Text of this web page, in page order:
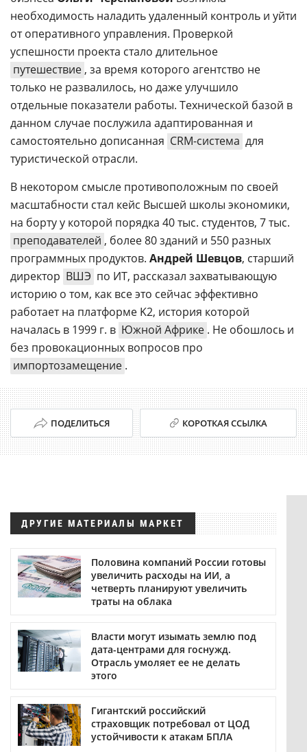
необходимость наладить удаленный контроль и уйти
от оперативного управления. Проверкой
успешности проекта стало длительное
путешествие , за время которого агентство не
только не развалилось, но даже улучшило
отдельные показатели работы. Технической базой в
данном случае послужила адаптированная и
самостоятельно дописанная CRM-система для
туристической отрасли.
В некотором смысле противоположным по своей
масштабности стал кейс Высшей школы экономики,
на борту у которой порядка 40 тыс. студентов, 7 тыс.
преподавателей , более 80 зданий и 550 разных
программных продуктов. Андрей Шевцов, старший
директор ВШЭ по ИТ, рассказал захватывающую
историю о том, как все это сейчас эффективно
работает на платформе K2, история которой
началась в 1999 г. в Южной Африке . Не обошлось и
без провокационных вопросов про
импортозамещение .
ПОДЕЛИТЬСЯ КОРОТКАЯ ССЫЛКА
ДРУГИЕ МАТЕРИАЛЫ МАРКЕТ
Половина компаний России готовы
увеличить расходы на ИИ, а
четверть планируют увеличить
траты на облака
Власти могут изымать землю под
дата-центрами для госнужд.
Отрасль умоляет ее не делать
этого
Гигантский российский
страховщик потребовал от ЦОД
устойчивости к атакам БПЛА